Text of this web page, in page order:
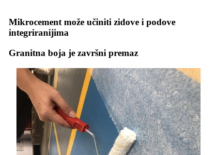
Mikrocement može učiniti zidove i podove
integriranijima
Granitna boja je završni premaz